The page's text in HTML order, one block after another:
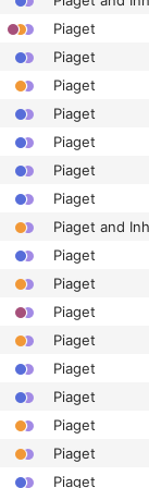
Piaget
Piaget
Piaget
Piaget
Piaget
Piaget
Piaget
Piaget and
Piaget
Piaget
Piaget
Piaget
Piaget
Piaget
Piaget
Piaget
Piaget